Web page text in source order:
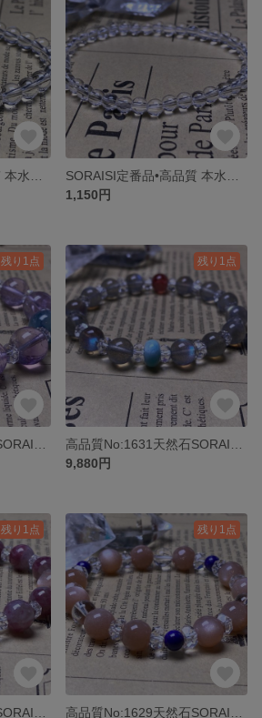
1,150円
残り1点 残り1点
9,880円
残り1点 残り1点